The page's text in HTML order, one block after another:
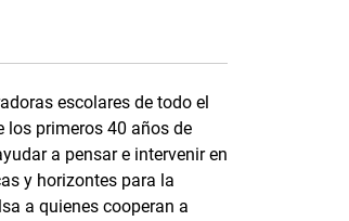
escolares de todo el
los primeros 40 años de
a pensar e intervenir en
y horizontes para la
a quienes cooperan a